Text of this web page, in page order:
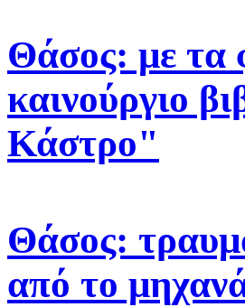
Θάσος: με τα
καινούργιο
Κάστρο"
Θάσος:
από το